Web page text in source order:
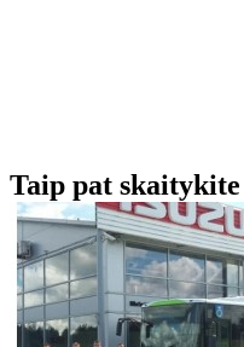
Taip pat skaitykite